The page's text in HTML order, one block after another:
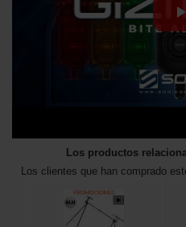
Los productos
Los clientes que han comprado